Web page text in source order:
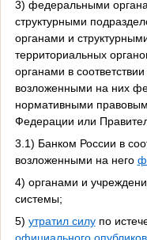
3) федеральными
структурными
органами и
территориальных
органами в
возложенными на них
нормативными
Федерации или
3.1) Банком России в
возложенными на него
4) органами и
системы;
5) утратил силупо
официального